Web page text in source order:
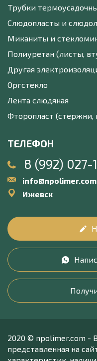
Трубки
Слюдопласты и
Миканиты и
Полиуретан (листы,
Другая
Оргстекло
Лента слюдяная
Фторопласт (стержни,
ТЕЛЕФОН
8 (992) 027-
info@npolimer.com
Ижевск
2020 © npolimer.com -
представленная на